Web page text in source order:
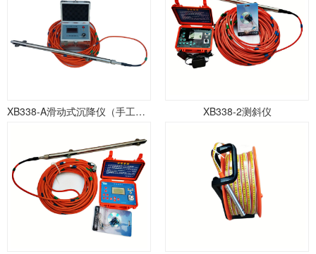
XB338-A滑动式沉降仪（手工记录） XB338-2测斜仪